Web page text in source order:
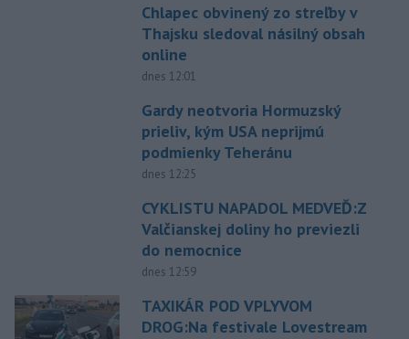
Chlapec obvinený zo streľby v
Thajsku sledoval násilný obsah
online
dnes 12:01
Gardy neotvoria Hormuzský
prieliv, kým USA neprijmú
podmienky Teheránu
dnes 12:25
CYKLISTU NAPADOL MEDVEĎ:Z
Valčianskej doliny ho previezli
do nemocnice
dnes 12:59
TAXIKÁR POD VPLYVOM
DROG:Na festivale Lovestream